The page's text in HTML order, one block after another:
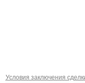
Условия заключения